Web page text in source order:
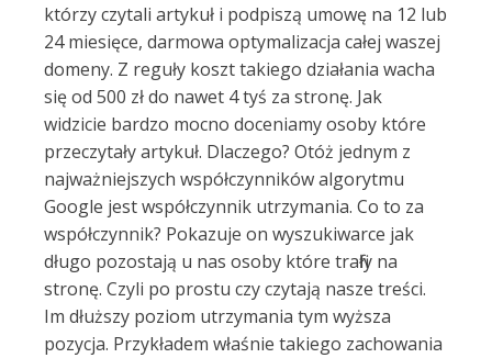
którzy czytali artykuł i podpiszą umowę na 12 lub
24 miesięce, darmowa optymalizacja całej waszej
domeny. Z reguły koszt takiego działania wacha
się od 500 zł do nawet 4 tyś za stronę. Jak
widzicie bardzo mocno doceniamy osoby które
przeczytały artykuł. Dlaczego? Otóż jednym z
najważniejszych współczynników algorytmu
Google jest współczynnik utrzymania. Co to za
współczynnik? Pokazuje on wyszukiwarce jak
długo pozostają u nas osoby które trafiły na
stronę. Czyli po prostu czy czytają nasze treści.
Im dłuższy poziom utrzymania tym wyższa
pozycja. Przykładem właśnie takiego zachowania